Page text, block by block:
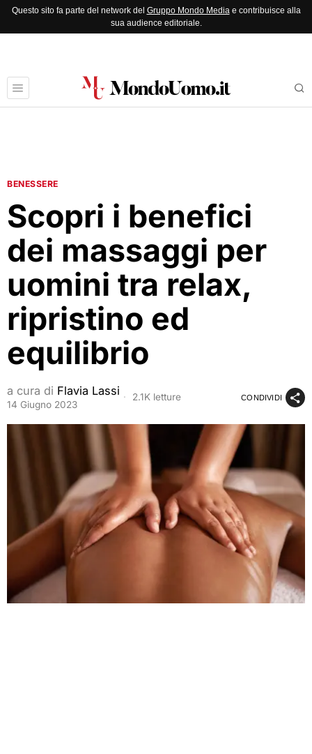
Questo sito fa parte del network del Gruppo Mondo Mediae contribuisce alla
sua audience editoriale.
BENESSERE
Scopri i benefici
dei massaggi per
uomini tra relax,
ripristino ed
equilibrio
a cura di Flavia Lassi
14 Giugno 2023
2.1K letture CONDIVIDI